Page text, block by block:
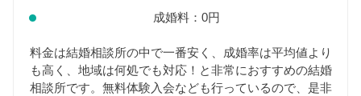
成婚料：0円
料金は結婚相談所の中で一番安く、成婚率は平均値より
も高く、地域は何処でも対応！と非常におすすめの結婚
相談所です。無料体験入会なども行っているので、是非